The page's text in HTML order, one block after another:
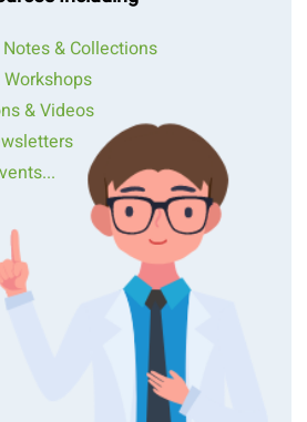
& Collections
& Videos